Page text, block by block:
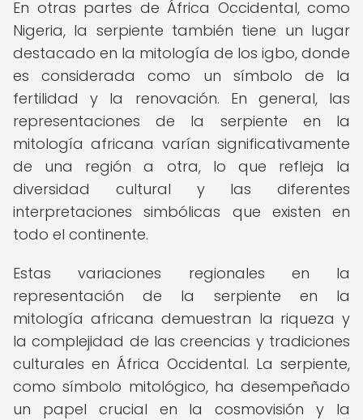
En otras partes de África Occidental, como
Nigeria, la serpiente también tiene un lugar
destacado en la mitología de los igbo, donde
es considerada como un símbolo de la
fertilidad y la renovación. En general, las
representaciones de la serpiente en la
mitología africana varían significativamente
de una región a otra, lo que refleja la
diversidad cultural y las diferentes
interpretaciones simbólicas que existen en
todo el continente.
Estas variaciones regionales en la
representación de la serpiente en la
mitología africana demuestran la riqueza y
la complejidad de las creencias y tradiciones
culturales en África Occidental. La serpiente,
como símbolo mitológico, ha desempeñado
un papel crucial en la cosmovisión y la